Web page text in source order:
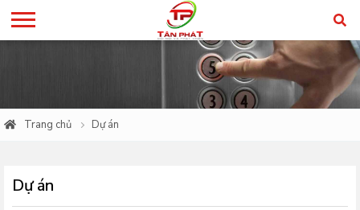
Trang chủ Dự án
Dự án